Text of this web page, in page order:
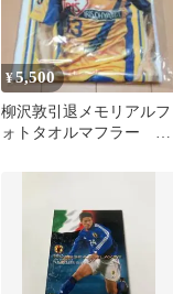
¥5,500
柳沢敦引退メモリアルフ
ォトタオルマフラー 未